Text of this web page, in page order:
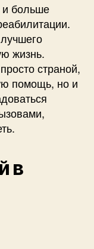
и больше
жизнь.
страной,
помощь, но и
в